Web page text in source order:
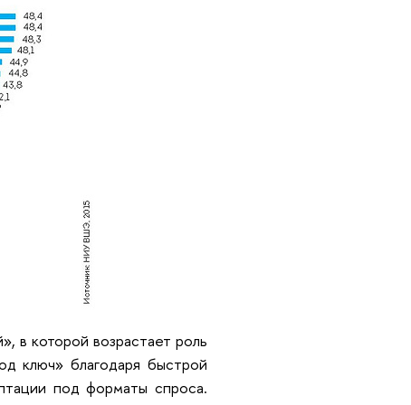
в которой возрастает роль
ключ» благодаря быстрой
под форматы спроса.